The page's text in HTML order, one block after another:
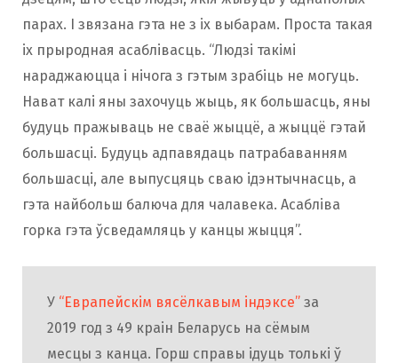
парах. І звязана гэта не з іх выбарам. Проста такая
іх прыродная асаблівасць. “Людзі такімі
нараджаюцца і нічога з гэтым зрабіць не могуць.
Нават калі яны захочуць жыць, як большасць, яны
будуць пражываць не сваё жыццё, а жыццё гэтай
большасці. Будуць адпавядаць патрабаванням
большасці, але выпусцяць сваю ідэнтычнасць, а
гэта найбольш балюча для чалавека. Асабліва
горка гэта ўсведамляць у канцы жыцця”.
У “Еврапейскім вясёлкавым індэксе” за
2019 год з 49 краін Беларусь на сёмым
месцы з канца. Горш справы ідуць толькі ў